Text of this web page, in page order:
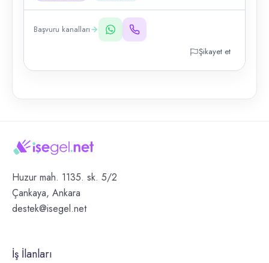
Başvuru kanalları
Şikayet et
Huzur mah. 1135. sk. 5/2
Çankaya, Ankara
destek@isegel.net
İş İlanları